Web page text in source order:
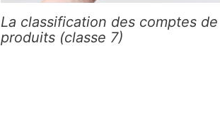
La classification des comptes de
produits (classe 7)